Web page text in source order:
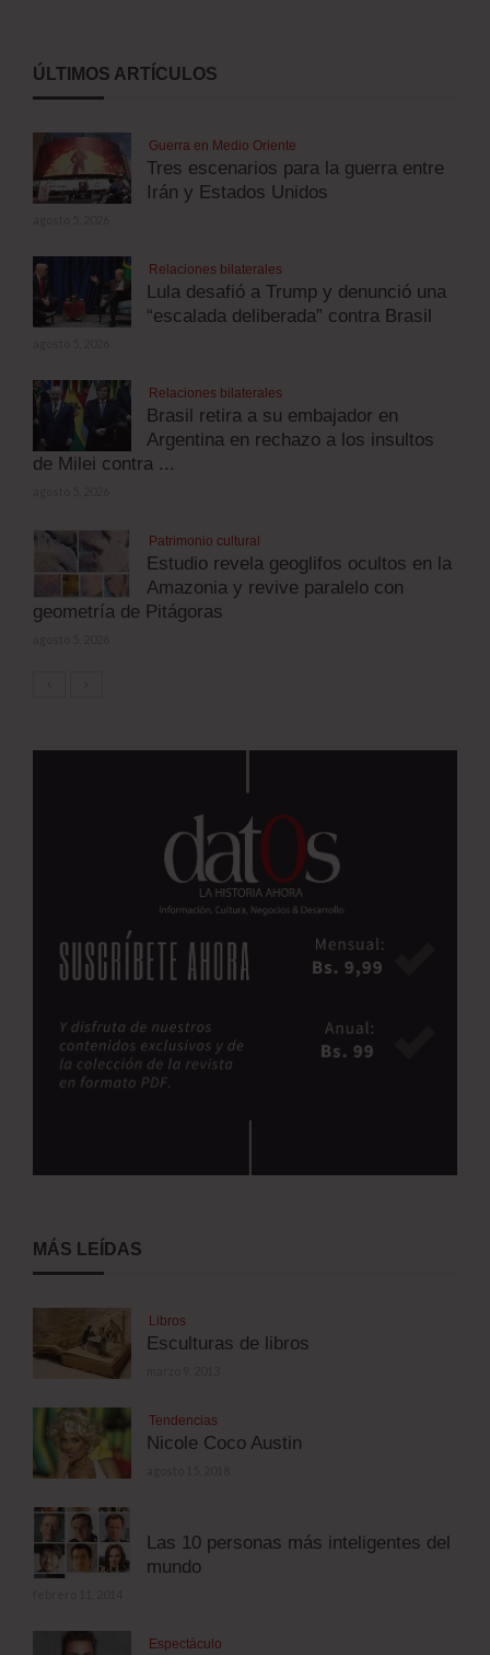
ÚLTIMOS ARTÍCULOS
Guerra en Medio Oriente
Tres escenarios para la guerra entre
Irán y Estados Unidos
Relaciones bilaterales
Lula desafió a Trump y denunció una
“escalada deliberada” contra Brasil
Relaciones bilaterales
Brasil retira a su embajador en
Argentina en rechazo a los insultos
de Milei contra ...
Patrimonio cultural
Estudio revela geoglifos ocultos en la
Amazonia y revive paralelo con
geometría de Pitágoras
MÁS LEÍDAS
Libros
Esculturas de libros
Tendencias
Nicole Coco Austin
Las 10 personas más inteligentes del
mundo
Espectáculo